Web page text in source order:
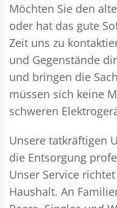
Möchten Sie den
oder hat das gute
Zeit uns zu
und Gegenstände
und bringen die
müssen sich keine
schweren
Unsere tatkräftigen
die Entsorgung
Unser Service
Haushalt. An